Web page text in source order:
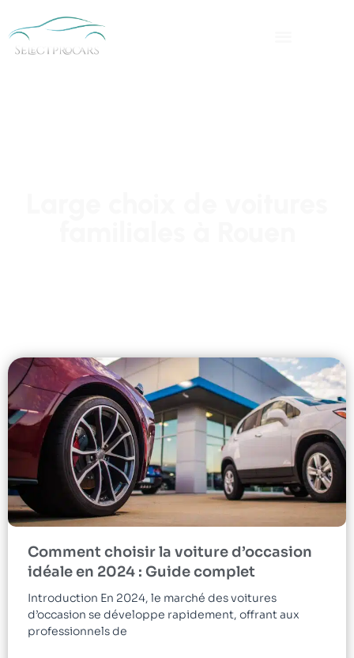
Comment choisir la voiture d’occasion
idéale en 2024 : Guide complet
Introduction En 2024, le marché des voitures
d’occasion se développe rapidement, offrant aux
professionnels de